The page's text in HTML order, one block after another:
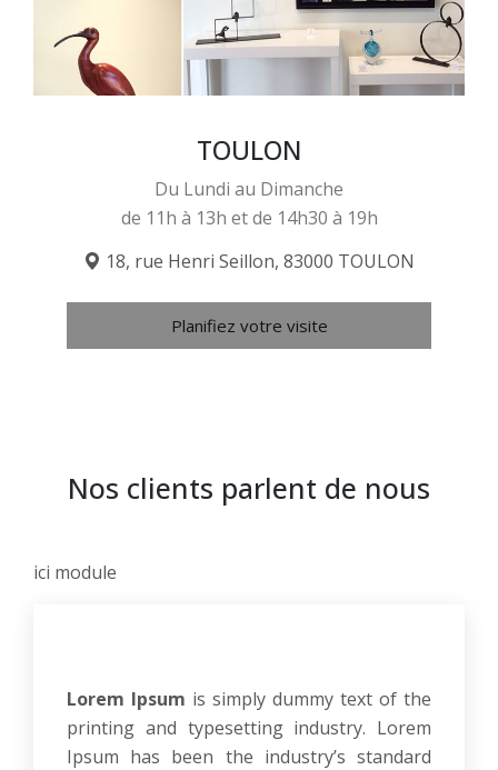
TOULON
Du Lundi au Dimanche
de 11h à 13h et de 14h30 à 19h
18, rue Henri Seillon, 83000 TOULON
Planifiez votre visite
Nos clients parlent de nous
ici module
Lorem Ipsum is simply dummy text of the
printing and typesetting industry. Lorem
Ipsum has been the industry’s standard